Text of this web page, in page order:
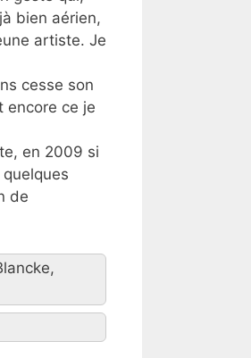
bien aérien,
artiste. Je
cesse son
encore ce je
en 2009 si
de